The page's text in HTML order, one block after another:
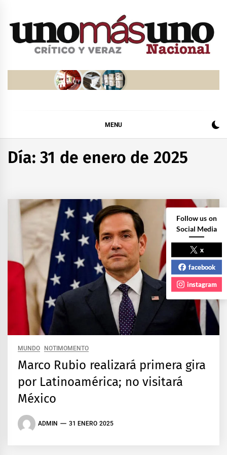
MENU
Día:31 de enero de 2025
MUNDO NOTIMOMENTO
Marco Rubio realizará primera gira
por Latinoamérica; no visitará
México
ADMIN 31 ENERO 2025
Follow us on
Social Media
x
facebook
instagram